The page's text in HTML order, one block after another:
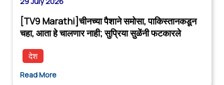
[TV9 Marathi]चीनच्या पैशाने समोसा, पाकिस्तानकडून
चहा, आता हे चालणार नाही; सुप्रिया सुळेंनी फटकारले
देश
Read More